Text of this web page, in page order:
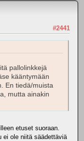
#2441
pallolinkkejä
kääntymään
En tiedä/muista
mutta ainakin
etuset suoraan.
ei ole niitä säädettäviä